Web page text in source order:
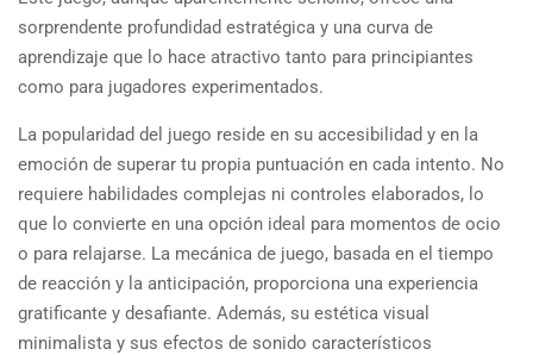
sorprendente profundidad estratégica y una curva de
aprendizaje que lo hace atractivo tanto para principiantes
como para jugadores experimentados.
La popularidad del juego reside en su accesibilidad y en la
emoción de superar tu propia puntuación en cada intento. No
requiere habilidades complejas ni controles elaborados, lo
que lo convierte en una opción ideal para momentos de ocio
o para relajarse. La mecánica de juego, basada en el tiempo
de reacción y la anticipación, proporciona una experiencia
gratificante y desafiante. Además, su estética visual
minimalista y sus efectos de sonido característicos